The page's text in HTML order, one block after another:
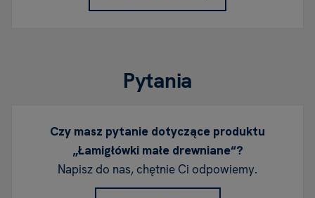
Pytania
Czy masz pytanie dotyczące produktu
„Łamigłówki małe drewniane“?
Napisz do nas, chętnie Ci odpowiemy.